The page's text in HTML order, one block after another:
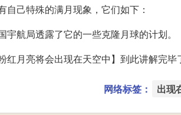
自己特殊的满月现象，它们如下：
航局透露了它的一些克隆月球的计划。
红月亮将会出现在天空中】到此讲解完毕
网络标签： 出现